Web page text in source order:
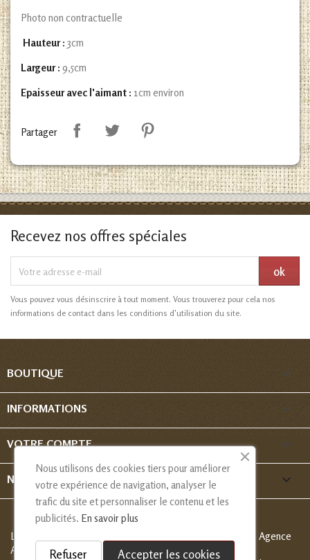
Photo non contractuelle
Hauteur : 3cm
Largeur : 9,5cm
Epaisseur avec l'aimant : 1cm environ
Partager
Recevez nos offres spéciales
Vous pouvez vous désinscrire à tout moment. Vous trouverez pour cela nos
informations de contact dans les conditions d'utilisation du site.
BOUTIQUE 
INFORMATIONS 
VOTRE COMPTE 
NOUS CONTACTER keyboard_arrow_down
Les Créations de Nadia - Copyright
© 2013-2026 - Création Agence
Alcaweb
Nous utilisons des cookies tiers pour améliorer
votre expérience de navigation, analyser le
trafic du site et personnaliser le contenu et les
publicités. En savoir plus
Accepter les cookies
Refuser